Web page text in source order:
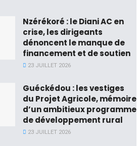
Nzérékoré : le Diani AC en
crise, les dirigeants
dénoncent le manque de
financement et de soutien
23 JUILLET 2026
Guéckédou : les vestiges
du Projet Agricole, mémoire
d’un ambitieux programme
de développement rural
23 JUILLET 2026